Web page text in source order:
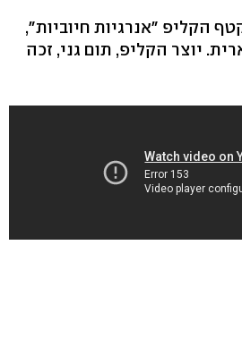
הקליפ "אנרגיות חיוביות",
יוצר הקליפ, תום גני, זכה